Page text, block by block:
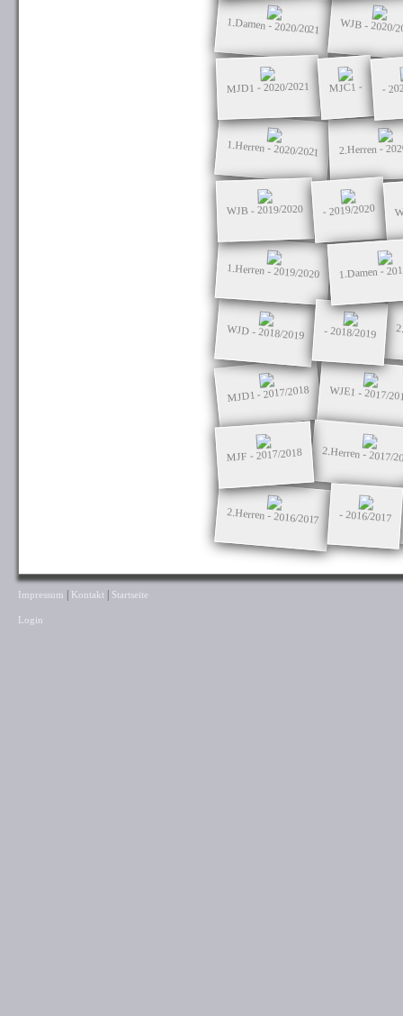
1.Damen - 2020/2021 WJB - 2020/
MJD1 - 2020/2021 MJC1 - -
1.Herren - 2020/2021 2.Herren -
WJB - 2019/2020 - 2019/2020
1.Herren - 2019/2020 1.Damen -
WJD - 2018/2019 - 2018/2019
MJD1 - 2017/2018 WJE1 - 2017/
MJF - 2017/2018 2.Herren - 2017/
2.Herren - 2016/2017 - 2016/2017
Impressum | Kontakt | Startseite
Login